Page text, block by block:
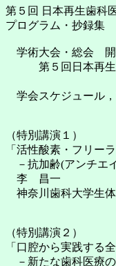
第５回 日本再生歯科
プログラム・抄録集
学術大会・総会 開
第５回日本再生
学会スケジュール
（特別講演１）
「活性酸素・フリー
－抗加齢(アンチエ
李 昌一
神奈川歯科大学生体
（特別講演２）
「口腔から実践する
－新たな歯科医療の